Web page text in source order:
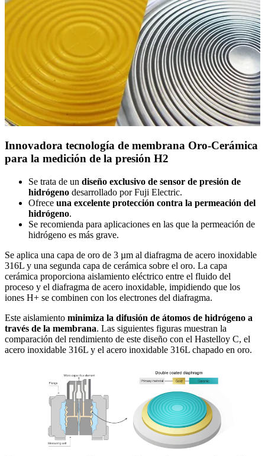
Innovadora tecnología de membrana Oro-Cerámica
para la medición de la presión H2
Se trata de un diseño exclusivo de sensor de presión de
hidrógeno desarrollado por Fuji Electric.
Ofrece una excelente protección contra la permeación del
hidrógeno.
Se recomienda para aplicaciones en las que la permeación de
hidrógeno es más grave.
Se aplica una capa de oro de 3 µm al diafragma de acero inoxidable
316L y una segunda capa de cerámica sobre el oro. La capa
cerámica proporciona aislamiento eléctrico entre el fluido del
proceso y el diafragma de acero inoxidable, impidiendo que los
iones H+ se combinen con los electrones del diafragma.
Este aislamiento minimiza la difusión de átomos de hidrógeno a
través de la membrana. Las siguientes figuras muestran la
comparación del rendimiento de este diseño con el Hastelloy C, el
acero inoxidable 316L y el acero inoxidable 316L chapado en oro.